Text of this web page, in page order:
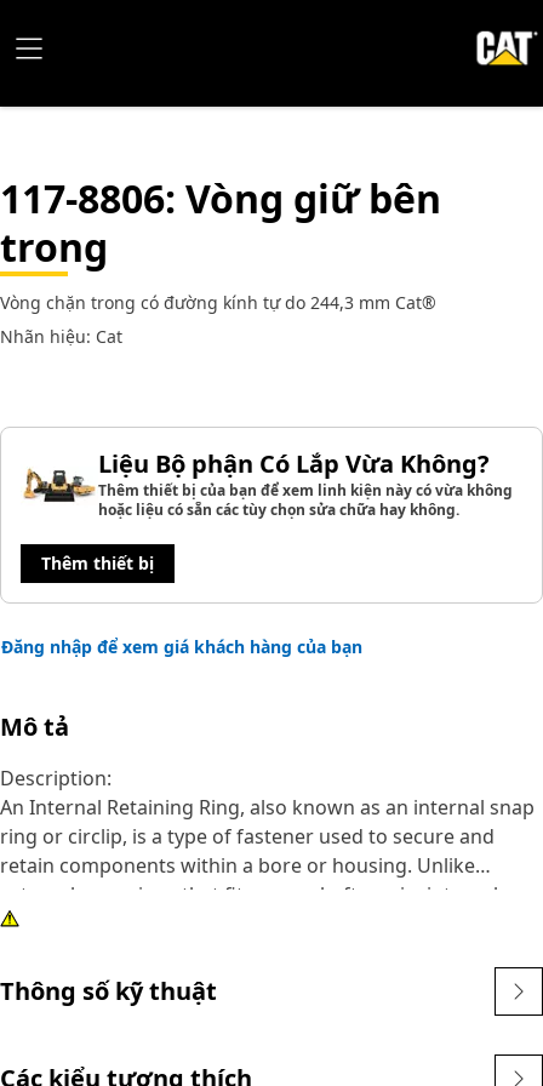
117-8806: Vòng giữ bên
trong
Vòng chặn trong có đường kính tự do 244,3 mm Cat®
Nhãn hiệu: Cat
Liệu Bộ phận Có Lắp Vừa Không?
Thêm thiết bị của bạn để xem linh kiện này có vừa không
hoặc liệu có sẵn các tùy chọn sửa chữa hay không.
Thêm thiết bị
Đăng nhập để xem giá khách hàng của bạn
Mô tả
Description:
An Internal Retaining Ring, also known as an internal snap
ring or circlip, is a type of fastener used to secure and
retain components within a bore or housing. Unlike
external snap rings that fit over a shaft or pin, internal
snap rings are installed inside a bore or groove to hold
snap ring is to prevent axial movement or displacement of
components within a bore or housing. It acts as a retaining
seals securely in place.
Thông số kỹ thuật
Các kiểu tương thích